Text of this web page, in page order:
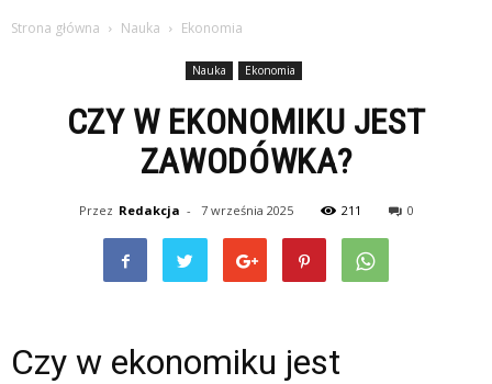
Strona główna Nauka Ekonomia
Nauka Ekonomia
CZY W EKONOMIKU JEST
ZAWODÓWKA?
Przez Redakcja - 7 września 2025 211 0
Czy w ekonomiku jest